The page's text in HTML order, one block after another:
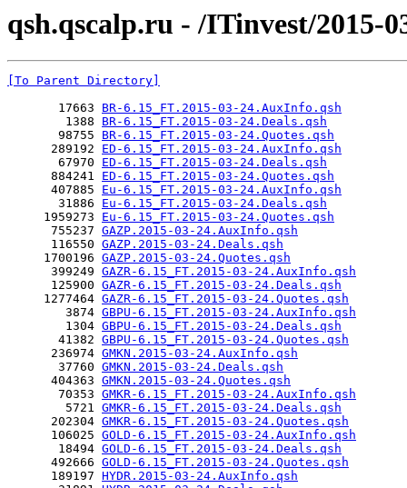
qsh.qscalp.ru - /ITinvest/2015-
[To Parent Directory]
       17663
BR-6.15_FT.2015-03-24.AuxInfo.qsh
        1388
BR-6.15_FT.2015-03-24.Deals.qsh
       98755
BR-6.15_FT.2015-03-24.Quotes.qsh
      289192
ED-6.15_FT.2015-03-24.AuxInfo.qsh
       67970
ED-6.15_FT.2015-03-24.Deals.qsh
      884241
ED-6.15_FT.2015-03-24.Quotes.qsh
      407885
Eu-6.15_FT.2015-03-24.AuxInfo.qsh
       31886
Eu-6.15_FT.2015-03-24.Deals.qsh
     1959273
Eu-6.15_FT.2015-03-24.Quotes.qsh
      755237
GAZP.2015-03-24.AuxInfo.qsh
      116550
GAZP.2015-03-24.Deals.qsh
     1700196
GAZP.2015-03-24.Quotes.qsh
      399249
GAZR-6.15_FT.2015-03-24.AuxInfo.qsh
      125900
GAZR-6.15_FT.2015-03-24.Deals.qsh
     1277464
GAZR-6.15_FT.2015-03-24.Quotes.qsh
        3874
GBPU-6.15_FT.2015-03-24.AuxInfo.qsh
        1304
GBPU-6.15_FT.2015-03-24.Deals.qsh
       41382
GBPU-6.15_FT.2015-03-24.Quotes.qsh
      236974
GMKN.2015-03-24.AuxInfo.qsh
       37760
GMKN.2015-03-24.Deals.qsh
      404363
GMKN.2015-03-24.Quotes.qsh
       70353
GMKR-6.15_FT.2015-03-24.AuxInfo.qsh
        5721
GMKR-6.15_FT.2015-03-24.Deals.qsh
      202304
GMKR-6.15_FT.2015-03-24.Quotes.qsh
      106025
GOLD-6.15_FT.2015-03-24.AuxInfo.qsh
       18494
GOLD-6.15_FT.2015-03-24.Deals.qsh
      492666
GOLD-6.15_FT.2015-03-24.Quotes.qsh
      189197
HYDR.2015-03-24.AuxInfo.qsh